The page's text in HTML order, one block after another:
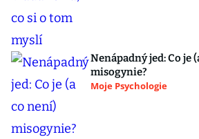
Nenápadný jed: Co je
misogynie?
Moje Psychologie